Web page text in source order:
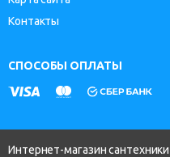
Контакты
СПОСОБЫ ОПЛАТЫ
Интернет-магазин